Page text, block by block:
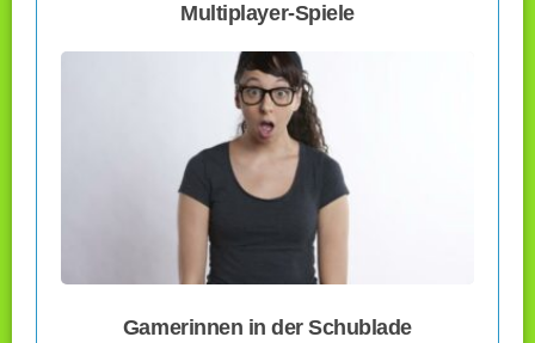
Multiplayer-Spiele
Gamerinnen in der Schublade